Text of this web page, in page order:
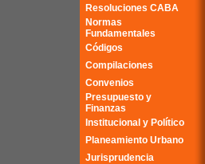
Resoluciones CABA
Normas
Fundamentales
Códigos
Compilaciones
Convenios
Presupuesto y
Finanzas
Institucional y Político
Planeamiento Urbano
Jurisprudencia